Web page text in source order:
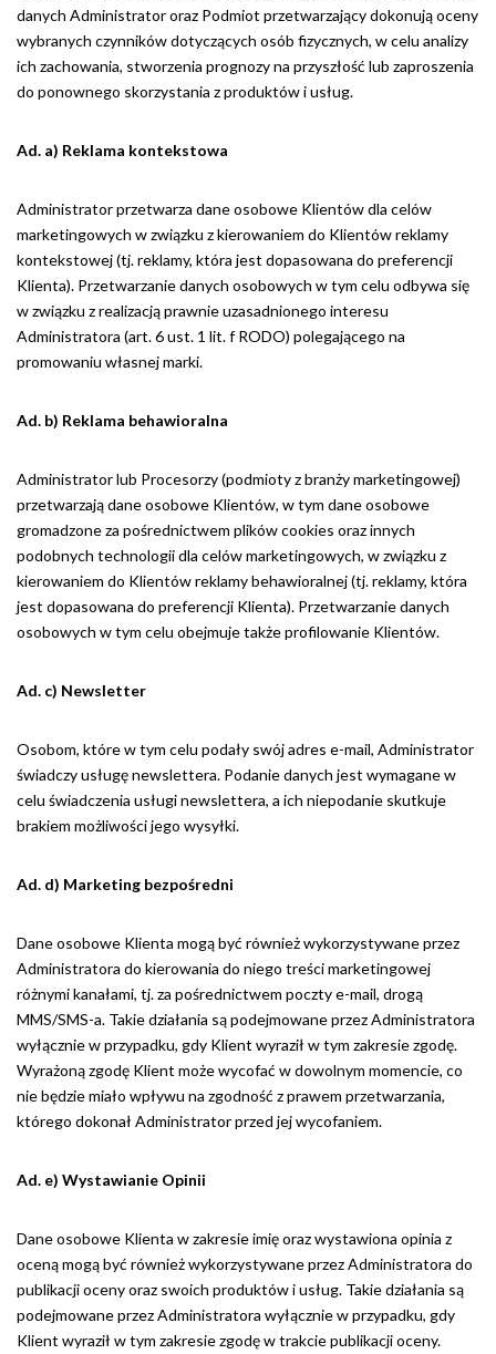
danych Administrator oraz Podmiot przetwarzający dokonują oceny
wybranych czynników dotyczących osób fizycznych, w celu analizy
ich zachowania, stworzenia prognozy na przyszłość lub zaproszenia
do ponownego skorzystania z produktów i usług.
Ad. a) Reklama kontekstowa
Administrator przetwarza dane osobowe Klientów dla celów
marketingowych w związku z kierowaniem do Klientów reklamy
kontekstowej (tj. reklamy, która jest dopasowana do preferencji
Klienta). Przetwarzanie danych osobowych w tym celu odbywa się
w związku z realizacją prawnie uzasadnionego interesu
Administratora (art. 6 ust. 1 lit. f RODO) polegającego na
promowaniu własnej marki.
Ad. b) Reklama behawioralna
Administrator lub Procesorzy (podmioty z branży marketingowej)
przetwarzają dane osobowe Klientów, w tym dane osobowe
gromadzone za pośrednictwem plików cookies oraz innych
podobnych technologii dla celów marketingowych, w związku z
kierowaniem do Klientów reklamy behawioralnej (tj. reklamy, która
jest dopasowana do preferencji Klienta). Przetwarzanie danych
osobowych w tym celu obejmuje także profilowanie Klientów.
Ad. c) Newsletter
Osobom, które w tym celu podały swój adres e-mail, Administrator
świadczy usługę newslettera. Podanie danych jest wymagane w
celu świadczenia usługi newslettera, a ich niepodanie skutkuje
brakiem możliwości jego wysyłki.
Ad. d) Marketing bezpośredni
Dane osobowe Klienta mogą być również wykorzystywane przez
Administratora do kierowania do niego treści marketingowej
różnymi kanałami, tj. za pośrednictwem poczty e-mail, drogą
MMS/SMS-a. Takie działania są podejmowane przez Administratora
wyłącznie w przypadku, gdy Klient wyraził w tym zakresie zgodę.
Wyrażoną zgodę Klient może wycofać w dowolnym momencie, co
nie będzie miało wpływu na zgodność z prawem przetwarzania,
którego dokonał Administrator przed jej wycofaniem.
Ad. e) Wystawianie Opinii
Dane osobowe Klienta w zakresie imię oraz wystawiona opinia z
oceną mogą być również wykorzystywane przez Administratora do
publikacji oceny oraz swoich produktów i usług. Takie działania są
podejmowane przez Administratora wyłącznie w przypadku, gdy
Klient wyraził w tym zakresie zgodę w trakcie publikacji oceny.